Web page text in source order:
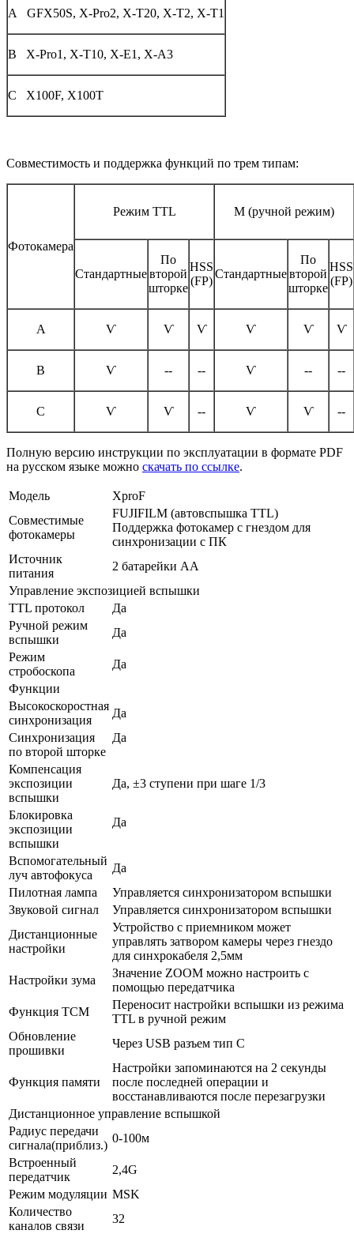
A GFX50S, X-Pro2, X-T20, X-T2, X-T1
B X-Pro1, X-T10, X-E1, X-A3
C X100F, X100T
Совместимость и поддержка функций по трем типам:
Фотокамера
Режим TTL M (ручной режим)
Стандартные
По
второй
шторке
HSS
(FP)
Стандартные
По
второй
шторке
HSS
(FP)
A Ѵ Ѵ Ѵ Ѵ Ѵ Ѵ
B Ѵ -- -- Ѵ -- --
C Ѵ Ѵ -- Ѵ Ѵ --
Полную версию инструкции по эксплуатации в формате PDF
на русском языке можно скачать по ссылке.
Модель
XproF
Совместимые
фотокамеры
FUJIFILM (автовспышка TTL)
Поддержка фотокамер с гнездом для
синхронизации с ПК
Источник
питания
2 батарейки АА
Управление экспозицией вспышки
TTL протокол
Да
Ручной режим
вспышки
Да
Режим
стробоскопа
Да
Функции
Высокоскоростная
синхронизация
Да
Синхронизация
по второй шторке
Да
Компенсация
экспозиции
вспышки
Да, ±3 ступени при шаге 1/3
Блокировка
экспозиции
вспышки
Да
Вспомогательный
луч автофокуса
Да
Пилотная лампа
Управляется синхронизатором вспышки
Звуковой сигнал
Управляется синхронизатором вспышки
Дистанционные
настройки
Устройство с приемником может
управлять затвором камеры через гнездо
для синхрокабеля 2,5мм
Настройки зума
Значение ZOOM можно настроить с
помощью передатчика
Функция TCM
Переносит настройки вспышки из режима
TTL в ручной режим
Обновление
прошивки
Через USB разъем тип С
Функция памяти
Настройки запоминаются на 2 секунды
после последней операции и
восстанавливаются после перезагрузки
Дистанционное управление вспышкой
Радиус передачи
сигнала(приблиз.)
0-100м
Встроенный
передатчик
2,4G
Режим модуляции MSK
Количество
каналов связи
32